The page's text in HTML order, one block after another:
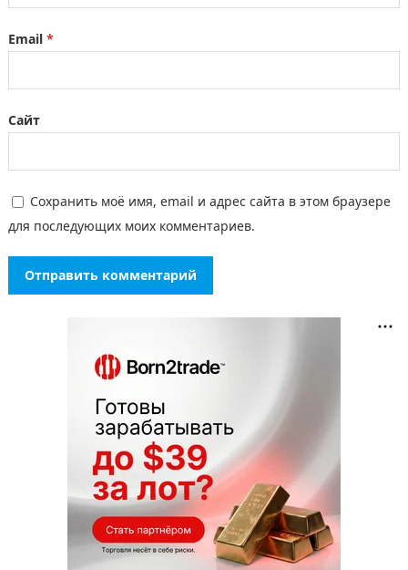
Email *
Сайт
Сохранить моё имя, email и адрес сайта в этом браузере
для последующих моих комментариев.